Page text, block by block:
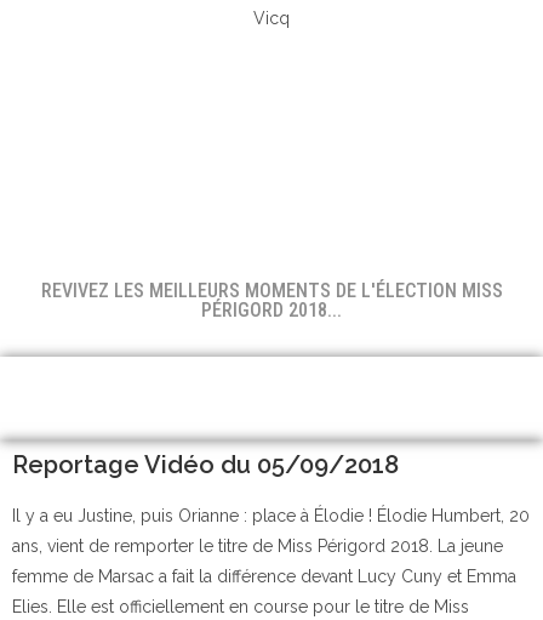
Vicq
REVIVEZ LES MEILLEURS MOMENTS DE L'ÉLECTION MISS
PÉRIGORD 2018...
Reportage Vidéo du 05/09/2018
Il y a eu Justine, puis Orianne : place à Élodie ! Élodie Humbert, 20
ans, vient de remporter le titre de Miss Périgord 2018. La jeune
femme de Marsac a fait la différence devant Lucy Cuny et Emma
Elies. Elle est officiellement en course pour le titre de Miss